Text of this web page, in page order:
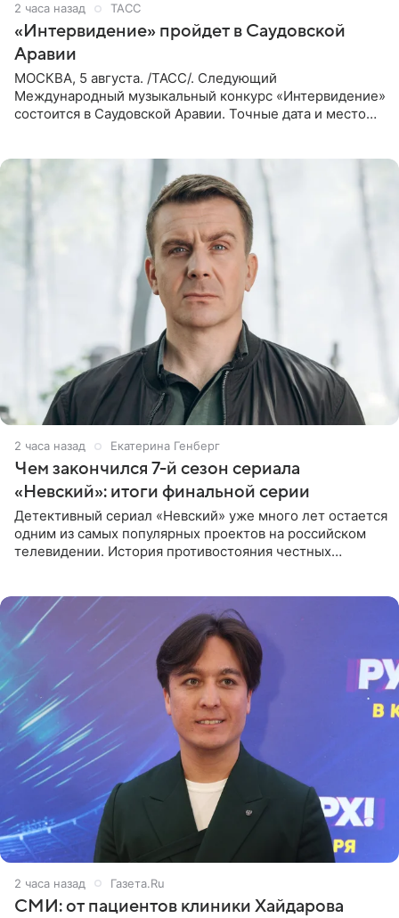
2 часа назад ТАСС
«Интервидение» пройдет в Саудовской
Аравии
МОСКВА, 5 августа. /ТАСС/. Следующий
Международный музыкальный конкурс «Интервидение»
состоится в Саудовской Аравии. Точные дата и место
2 часа назад Екатерина Генберг
Чем закончился 7-й сезон сериала
«Невский»: итоги финальной серии
Детективный сериал «Невский» уже много лет остается
одним из самых популярных проектов на российском
телевидении. История противостояния честных
2 часа назад Газета.Ru
СМИ: от пациентов клиники Хайдарова